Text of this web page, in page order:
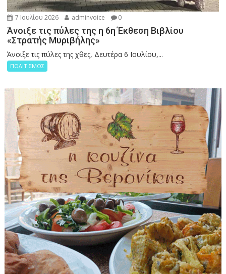
7 Ιουλίου 2026 adminvoice 0
Άνοιξε τις πύλες της η 6η Έκθεση Βιβλίου
«Στρατής Μυριβήλης»
Άνοιξε τις πύλες της χθες, Δευτέρα 6 Ιουλίου,...
ΠΟΛΙΤΙΣΜΟΣ